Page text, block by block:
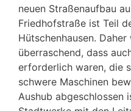
neuen Straßenaufbau
Friedhofstraße ist Teil
Hütschenhausen.
überraschend, dass
erforderlich waren, die
schwere Maschinen
Aushub abgeschlossen